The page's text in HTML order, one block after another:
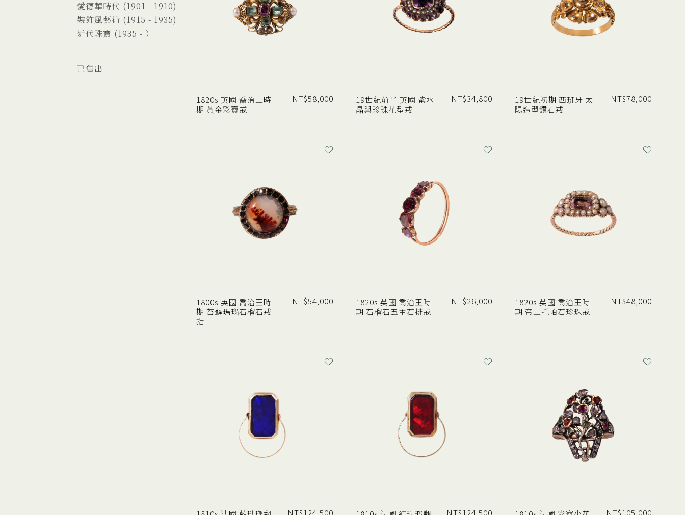
愛德華時代 (1901 - 1910)
裝飾風藝術 (1915 - 1935)
近代珠寶 (1935 - ）
已售出
1820s 英國 喬治王時
期 黃金彩寶戒
NT$58,000
19世紀前半 英國 紫水
晶與珍珠花型戒
NT$34,800
19世紀初期 西班牙 太
陽造型鑽石戒
NT$78,000
1800s 英國 喬治王時
期 苔蘚瑪瑙石榴石戒
指
NT$54,000
1820s 英國 喬治王時
期 石榴石五主石排戒
NT$26,000
1820s 英國 喬治王時
期 帝王托帕石珍珠戒
NT$48,000
NT$124,500 NT$124,500 NT$105,000